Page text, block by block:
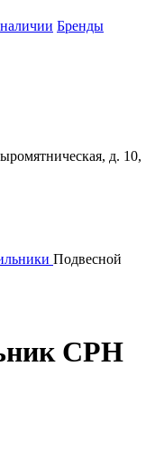
Бренды
д. 10,
Подвесной
CPH